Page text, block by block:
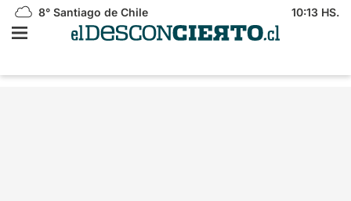
8° Santiago de Chile 10:13 HS.